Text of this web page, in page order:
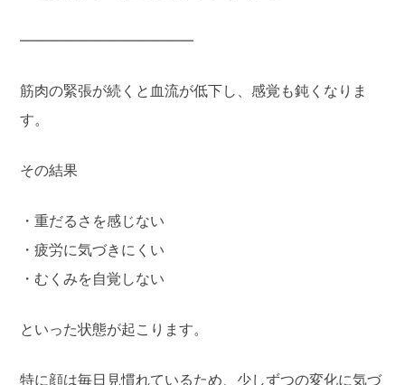
――――――――――――
筋肉の緊張が続くと血流が低下し、感覚も鈍くなりま
す。
その結果
・重だるさを感じない
・疲労に気づきにくい
・むくみを自覚しない
といった状態が起こります。
特に顔は毎日見慣れているため、少しずつの変化に気づ